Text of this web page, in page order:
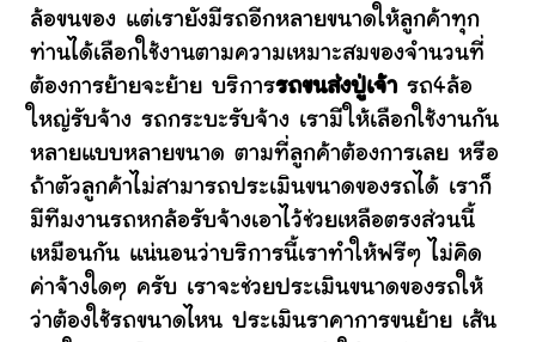
ล้อขนของ แต่เรายังมีรถอีกหลายขนาดให้ลูกค้าทุก
ท่านได้เลือกใช้งานตามความเหมาะสมของจำนวนที่
ต้องการย้ายจะย้าย บริการรถขนส่งปู่เจ้า รถ4ล้อ
ใหญ่รับจ้าง รถกระบะรับจ้าง เรามีให้เลือกใช้งานกัน
หลายแบบหลายขนาด ตามที่ลูกค้าต้องการเลย หรือ
ถ้าตัวลูกค้าไม่สามารถประเมินขนาดของรถได้ เราก็
มีทีมงานรถหกล้อรับจ้างเอาไว้ช่วยเหลือตรงส่วนนี้
เหมือนกัน แน่นอนว่าบริการนี้เราทำให้ฟรีๆ ไม่คิด
ค่าจ้างใดๆ ครับ เราจะช่วยประเมินขนาดของรถให้
ว่าต้องใช้รถขนาดไหน ประเมินราคาการขนย้าย เส้น